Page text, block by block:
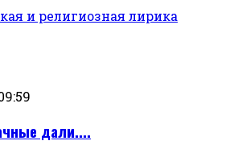
и религиозная лирика
дали....